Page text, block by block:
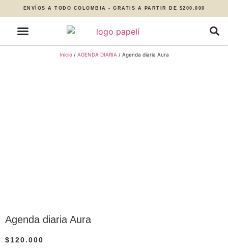
ENVÍOS A TODO COLOMBIA - GRATIS A PARTIR DE $200.000
Inicio/ AGENDA DIARIA / Agenda diaria Aura
Agenda diaria Aura
$120.000